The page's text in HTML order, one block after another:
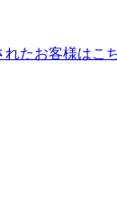
れたお客様はこ